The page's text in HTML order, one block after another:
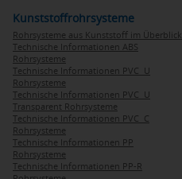
Kunststoffrohrsysteme
Rohrsysteme aus Kunststoff im Überblick
Technische Informationen ABS
Rohrsysteme
Technische Informationen PVC U
Rohrsysteme
Technische Informationen PVC U
Transparent Rohrsysteme
Technische Informationen PVC C
Rohrsysteme
Technische Informationen PP
Rohrsysteme
Technische Informationen PP-R